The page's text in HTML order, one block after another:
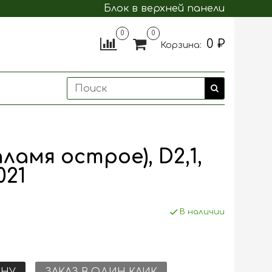
Блок в верхней панели
0 0
Корзина: 0 ₽
острое), D2,1,
В наличии